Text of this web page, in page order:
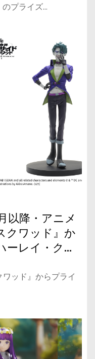
プライズ…
以降・アニメ
クワッド』か
ーレイ・クイ
ッド』からプライ